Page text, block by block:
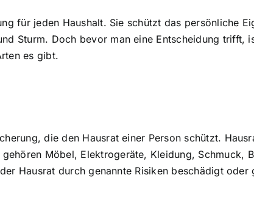
für jeden Haushalt. Sie schützt das persönliche
Sturm. Doch bevor man eine Entscheidung trifft,
es gibt.
die den Hausrat einer Person schützt.
Möbel, Elektrogeräte, Kleidung, Schmuck,
Hausrat durch genannte Risiken beschädigt oder